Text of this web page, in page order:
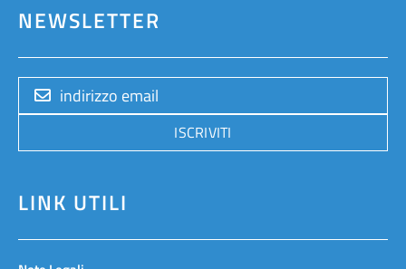
NEWSLETTER
ISCRIVITI
LINK UTILI